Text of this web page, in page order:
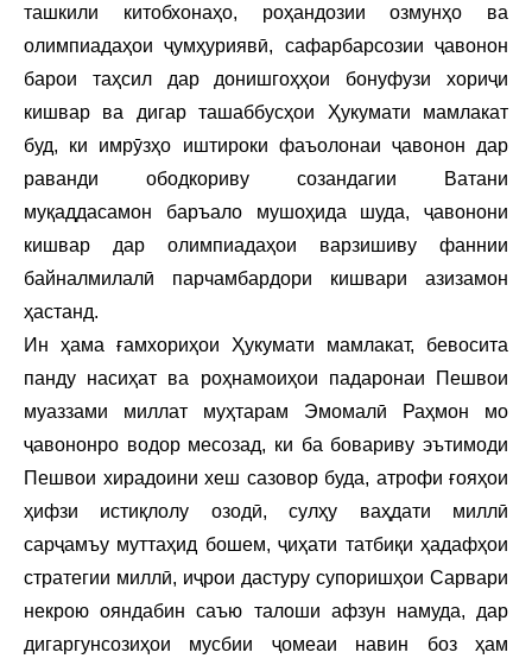
ташкили китобхонаҳо, роҳандозии озмунҳо ва
олимпиадаҳои ҷумҳуриявӣ, сафарбарсозии ҷавонон
барои таҳсил дар донишгоҳҳои бонуфузи хориҷи
кишвар ва дигар ташаббусҳои Ҳукумати мамлакат
буд, ки имрӯзҳо иштироки фаъолонаи ҷавонон дар
раванди ободкориву созандагии Ватани
муқаддасамон баръало мушоҳида шуда, ҷавонони
кишвар дар олимпиадаҳои варзишиву фаннии
байналмилалӣ парчамбардори кишвари азизамон
ҳастанд.
Ин ҳама ғамхориҳои Ҳукумати мамлакат, бевосита
панду насиҳат ва роҳнамоиҳои падаронаи Пешвои
муаззами миллат муҳтарам Эмомалӣ Раҳмон мо
ҷавононро водор месозад, ки ба бовариву эътимоди
Пешвои хирадоини хеш сазовор буда, атрофи ғояҳои
ҳифзи истиқлолу озодӣ, сулҳу ваҳдати миллӣ
сарҷамъу муттаҳид бошем, ҷиҳати татбиқи ҳадафҳои
стратегии миллӣ, иҷрои дастуру супоришҳои Сарвари
некрою ояндабин саъю талоши афзун намуда, дар
дигаргунсозиҳои мусбии ҷомеаи навин боз ҳам